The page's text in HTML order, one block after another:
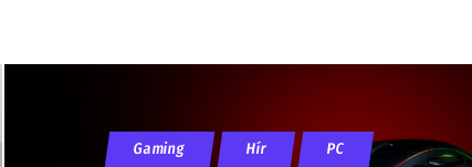
Gaming Hír PC